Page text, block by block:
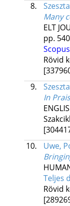
8.
Many
ELT
pp.
Scopus
Rövid
9.
In
10.
Uwe,
Teljes
Rövid